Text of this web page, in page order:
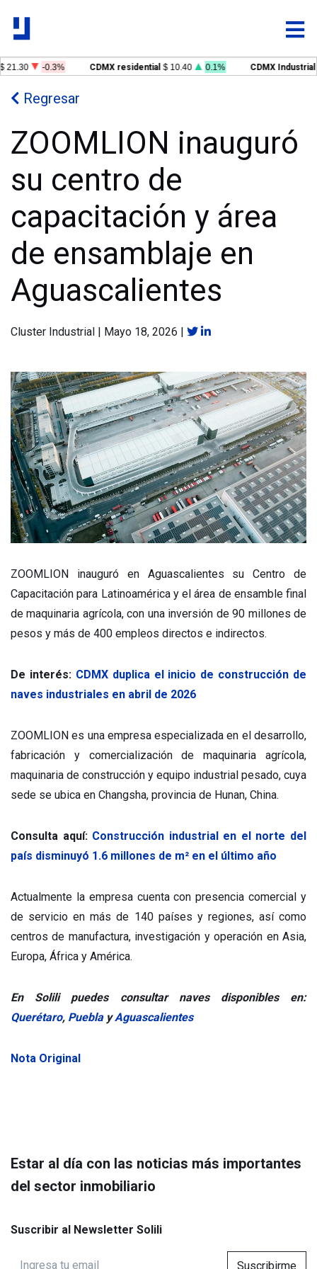
21.30 -0.3% CDMX residential $ 10.40 0.1% CDMX Industrial
Regresar
ZOOMLION inauguró
su centro de
capacitación y área
de ensamblaje en
Aguascalientes
Cluster Industrial | Mayo 18, 2026 |
ZOOMLION inauguró en Aguascalientes su Centro de
Capacitación para Latinoamérica y el área de ensamble final
de maquinaria agrícola, con una inversión de 90 millones de
pesos y más de 400 empleos directos e indirectos.
De interés: CDMX duplica el inicio de construcción de
naves industriales en abril de 2026
ZOOMLION es una empresa especializada en el desarrollo,
fabricación y comercialización de maquinaria agrícola,
maquinaria de construcción y equipo industrial pesado, cuya
sede se ubica en Changsha, provincia de Hunan, China.
Consulta aquí: Construcción industrial en el norte del
país disminuyó 1.6 millones de m² en el último año
Actualmente la empresa cuenta con presencia comercial y
de servicio en más de 140 países y regiones, así como
centros de manufactura, investigación y operación en Asia,
Europa, África y América.
En Solili puedes consultar naves disponibles en:
Querétaro, PueblayAguascalientes
Nota Original
Estar al día con las noticias más importantes
del sector inmobiliario
Suscribir al Newsletter Solili
Suscribirme